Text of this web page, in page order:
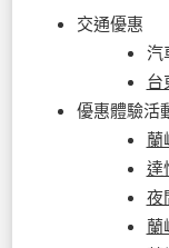
交通優惠
汽
台
優惠體驗活
蘭
達
夜
蘭